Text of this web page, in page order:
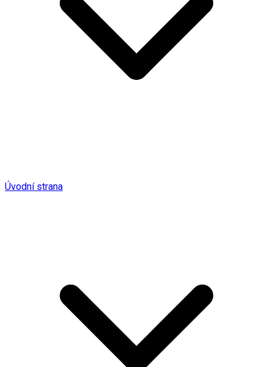
Úvodní strana